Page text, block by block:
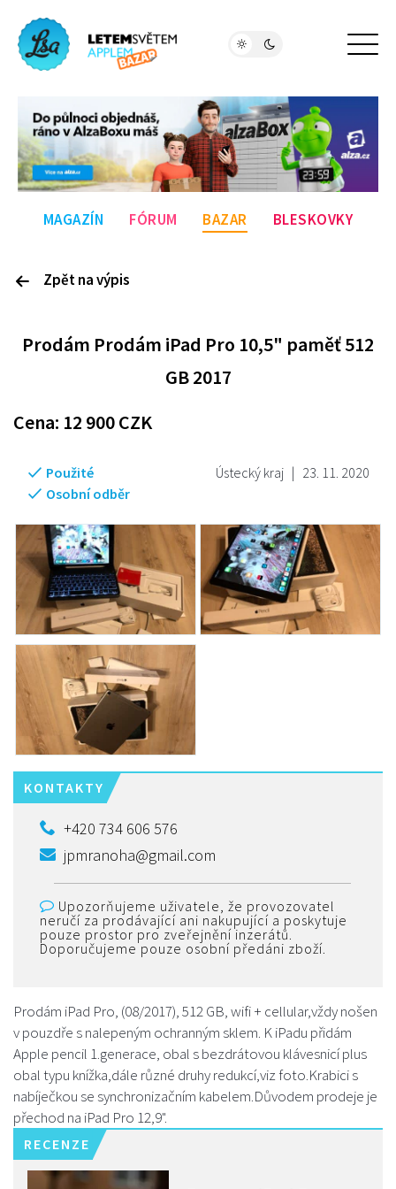
MAGAZÍN FÓRUM BAZAR BLESKOVKY
Zpět na výpis
Prodám Prodám iPad Pro 10,5" paměť 512
GB 2017
Cena: 12 900CZK
Ústecký kraj | 23. 11. 2020
Použité
Osobní odběr
KONTAKTY
+420 734 606 576
jpmranoha@gmail.com
Upozorňujeme uživatele, že provozovatel
neručí za prodávající ani nakupující a poskytuje
pouze prostor pro zveřejnění inzerátů.
Doporučujeme pouze osobní předáni zboží.
Prodám iPad Pro, (08/2017), 512 GB, wifi + cellular,vždy nošen
v pouzdře s nalepeným ochranným sklem. K iPadu přidám
Apple pencil 1.generace, obal s bezdrátovou klávesnicí plus
obal typu knížka,dále různé druhy redukcí,viz foto.Krabici s
nabíječkou se synchronizačním kabelem.Důvodem prodeje je
přechod na iPad Pro 12,9".
RECENZE